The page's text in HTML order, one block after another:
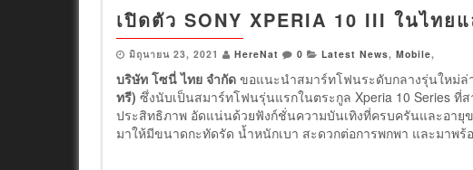
เปิดตัว SONY XPERIA 10 III ในไท
มิถุนายน 23, 2021 HereNat 0 Latest News, Mobile,
บริษัท โซนี่ ไทย จำกัด ขอแนะนำสมาร์ทโฟนระดับกลางรุ่นใหม่ล่
ทรี) ซึ่งนับเป็นสมาร์ทโฟนรุ่นแรกในตระกูล Xperia 10 Series ที่ส
ประสิทธิภาพ อัดแน่นด้วยฟังก์ชั่นความบันเทิงที่ครบครันและอายุ
มาให้มีขนาดกะทัดรัด น้ำหนักเบา สะดวกต่อการพกพา และมาพ